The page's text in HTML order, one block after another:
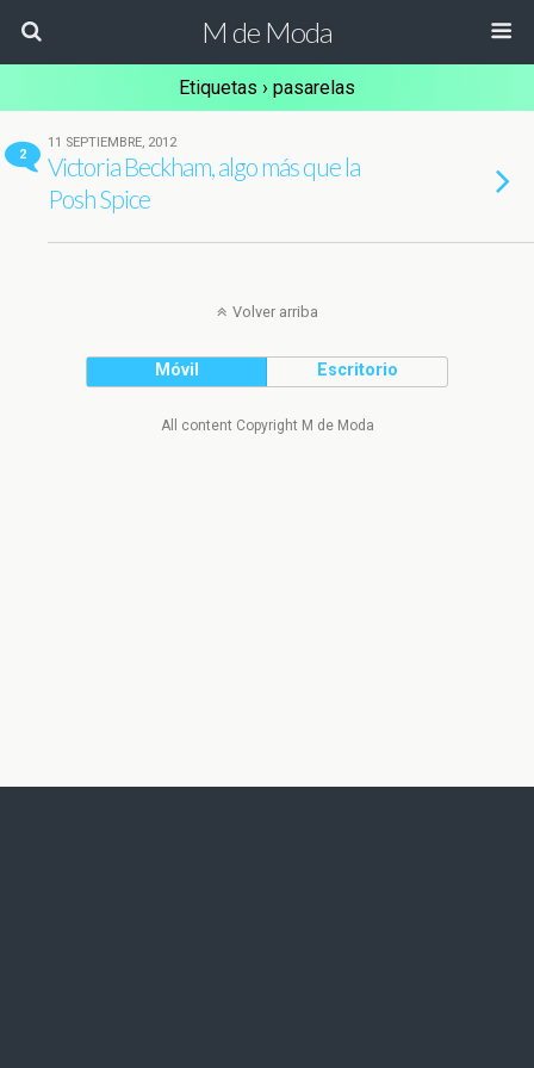
M de Moda
Etiquetas › pasarelas
2
11 SEPTIEMBRE, 2012
Victoria Beckham, algo más que la
Posh Spice
Volver arriba
Móvil Escritorio
All content Copyright M de Moda